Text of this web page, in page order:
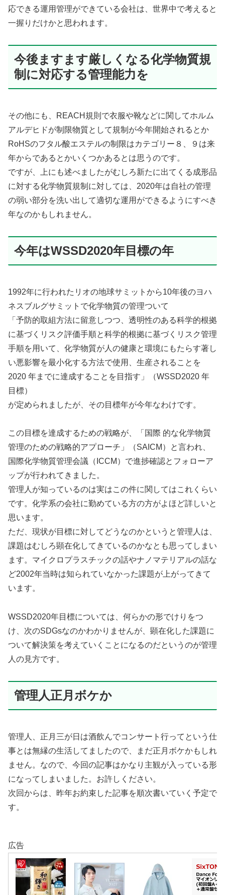
応できる運用管理ができている会社は、世界中で考えると
一握りだけかと思われます。
今後ますます厳しくなる化学物質規
制に対応する管理能力を
その他にも、REACH規則で衣服や靴などに関してホルム
アルデヒドが制限物質として規制が今年開始されるとか
RoHSのフタル酸エステルの制限はカテゴリー８、９は来
年からであるとかいくつかあるとは思うのです。
ですが、上にも述べましたがむしろ新たに出てくる成形品
に対する化学物質規制に対しては、2020年は自社の管理
の弱い部分を洗い出して適切な運用ができるようにすべき
年なのかもしれません。
今年はWSSD2020年目標の年
1992年に行われたリオの地球サミットから10年後のヨハ
ネスブルグサミットで化学物質の管理ついて
「予防的取組方法に留意しつつ、透明性のある科学的根拠
に基づくリスク評価手順と科学的根拠に基づくリスク管理
手順を用いて、化学物質が人の健康と環境にもたらす著し
い悪影響を最小化する方法で使用、生産されることを
2020 年までに達成することを目指す」（WSSD2020 年
目標）
が定められましたが、その目標年が今年なわけです。
この目標を達成するための戦略が、「国際 的な化学物質
管理のための戦略的アプローチ」（SAICM）と言われ、
国際化学物質管理会議（ICCM）で進捗確認とフォローア
ップが行われてきました。
管理人が知っているのは実はこの件に関してはこれくらい
です。化学系の会社に勤めている方の方がよほど詳しいと
思います。
ただ、現状が目標に対してどうなのかというと管理人は、
課題はむしろ顕在化してきているのかなとも思ってしまい
ます。マイクロプラスチックの話やナノマテリアルの話な
ど2002年当時は知られていなかった課題が上がってきて
います。
WSSD2020年目標については、何らかの形でけりをつ
け、次のSDGsなのかわかりませんが、顕在化した課題に
ついて解決策を考えていくことになるのだというのが管理
人の見方です。
管理人正月ボケか
管理人、正月三が日は酒飲んでコンサート行ってという仕
事とは無縁の生活してましたので、まだ正月ボケかもしれ
ません。なので、今回の記事はかなり主観が入っている形
になってしまいました。お許しください。
次回からは、昨年お約束した記事を順次書いていく予定で
す。
広告